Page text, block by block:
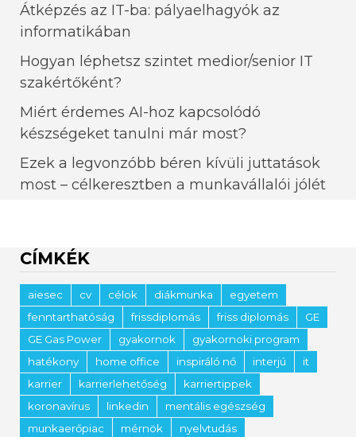
Átképzés az IT-ba: pályaelhagyók az
informatikában
Hogyan léphetsz szintet medior/senior IT
szakértőként?
Miért érdemes AI-hoz kapcsolódó
készségeket tanulni már most?
Ezek a legvonzóbb béren kívüli juttatások
most – célkeresztben a munkavállalói jólét
CÍMKÉK
aiesec cv célok diákmunka
egyetem
fenntarthatóság
frissdiplomás friss diplomás
GE
GE Gas Power
gyakornok
gyakornoki program
hatékony
home office inspiráló nő interjú
it
karrier
karrierlehetőség
karriertippek
koronavírus
linkedin
mentális egészség
munkaerőpiac
mérnök
nyelvtudás